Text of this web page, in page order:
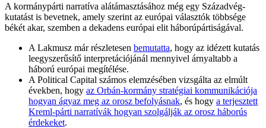
A kormánypárti narratíva alátámasztásához még egy Századvég-
kutatást is bevetnek, amely szerint az európai választók többsége
békét akar, szemben a dekadens európai elit háborúpártiságával.
A Lakmusz már részletesen bemutatta, hogy az idézett kutatás
leegyszerűsítő interpretációjánál mennyivel árnyaltabb a
háború európai megítélése.
A Political Capital számos elemzésében vizsgálta az elmúlt
években, hogy az Orbán-kormány stratégiai kommunikációja
hogyan ágyaz meg az orosz befolyásnak, és hogy a terjesztett
Kreml-párti narratívák hogyan szolgálják az orosz háborús
érdekeket.